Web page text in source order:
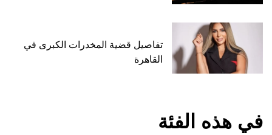
تفاصيل قضية المخدرات الكبرى في
القاهرة
في هذه الفئة